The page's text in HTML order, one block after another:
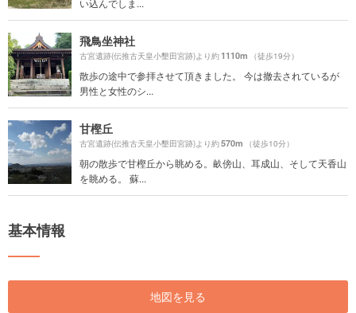
飛鳥坐神社
古宮遺跡(伝推古天皇小墾田宮跡)より約1110m （徒歩19分）
散歩の途中で参拝させて頂きました。 今は撤去されているが
男性と女性のシ...
甘樫丘
古宮遺跡(伝推古天皇小墾田宮跡)より約570m （徒歩10分）
朝の散歩で甘樫丘から眺める。畝傍山、耳成山、そして天香山
を眺める。 蘇...
基本情報
地図を見る